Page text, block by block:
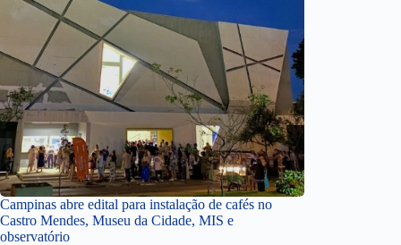
Campinas abre edital para instalação de cafés no
Castro Mendes, Museu da Cidade, MIS e
observatório